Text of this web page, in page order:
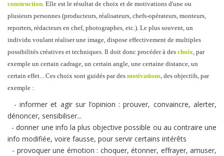
construction. Elle est le résultat de choix et de motivations d'une ou
plusieurs personnes (producteurs, réalisateurs, chefs-opérateurs, monteurs,
reporters, rédacteurs en chef, photographes, etc.). Le plus souvent, un
individu voulant réaliser une image, dispose effectivement de multiples
possibilités créatives et techniques. Il doit donc procéder à des choix, par
exemple un certain cadrage, un certain angle, une certaine distance, un
certain effet... Ces choix sont guidés par des motivations, des objectifs, par
exemple :
- informer et agir sur l’opinion : prouver, convaincre, alerter,
dénoncer, sensibiliser...
- donner une info la plus objective possible ou au contraire une
info modifiée, voire fausse, pour servir certains intérêts
- provoquer une émotion : choquer, étonner, effrayer, amuser,